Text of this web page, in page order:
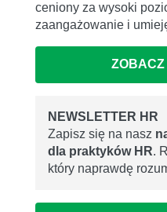
ceniony za wysoki
zaangażowanie i
ZOBACZ
NEWSLETTER HR
Zapisz się na nasz
dla praktyków HR.
który naprawdę